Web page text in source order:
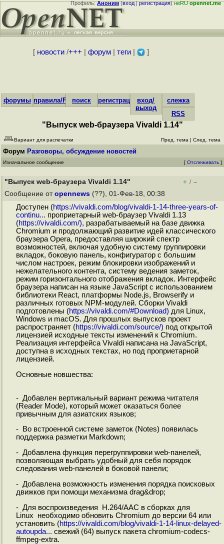
Профиль:Аноним(вход|регистрация)неRUopennet.me
[ новости/+++ форум| теги| ]
форумы правила/FAQпоиск регистрациявход/
выход
слежка
RSS
"Выпуск web-браузера Vivaldi 1.14"
Вариант для распечатки Пред. тема | След. тема
Форум Разговоры, обсуждение новостей
Изначальное сообщение [ Отслеживать ]
"Выпуск web-браузера Vivaldi 1.14" + / –
Сообщение от opennews (??), 01-Фев-18, 00:38
Доступен (https://vivaldi.com/blog/vivaldi-1-14-three-years-of-
continu... проприетарный web-браузер Vivaldi 1.13
(https://vivaldi.com/), разрабатываемый на базе движка
Chromium и продолжающий развитие идей классического
браузера Opera, предоставляя широкий спектр
возможностей, включая удобную систему группировки
вкладок, боковую панель, конфигуратор с большим
числом настроек, режим блокировки изображений и
нежелательного контента, систему ведения заметок,
режим горизонтального отображения вкладок. Интерфейс
браузера написан на языке JavaScript с использованием
библиотеки React, платформы Node.js, Browserify и
различных готовых NPM-модулей. Сборки Vivaldi
подготовлены (https://vivaldi.com/#Download) для Linux,
Windows и macOS. Для прошлых выпусков проект
распространяет (https://vivaldi.com/source/) под открытой
лицензией исходные тексты изменений к Chromium.
Реализация интерфейса Vivaldi написана на JavaScript,
доступна в исходных текстах, но под проприетарной
лицензией.
Основные новшества:
- Добавлен вертикальный вариант режима читателя
(Reader Mode), который может оказаться более
привычным для азиатских языков;
- Во встроенной системе заметок (Notes) появилась
поддержка разметки Markdown;
- Добавлена функция перегруппировки web-панелей,
позволяющая выбрать удобный для себя порядок
следования web-панелей в боковой панели;
- Добавлена возможность изменения порядка поисковых
движков при помощи механизма drag&drop;
- Для воспроизведения H.264/AAC в сборках для
Linux необходимо обновить Chromium до версии 64 или
установить (https://vivaldi.com/blog/vivaldi-1-14-linux-delayed-
autoupda... свежий (64) выпуск пакета chromium-codecs-
ffmpeg-extra.